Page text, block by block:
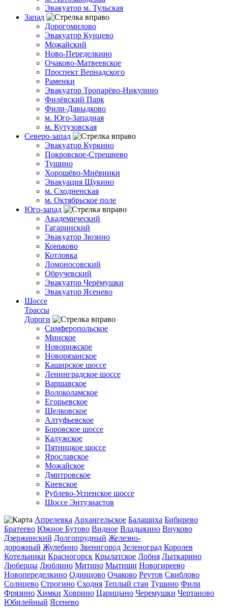
Эвакуатор м. Тульская
Запад
Дорогомилово
Эвакуатор Кунцево
Можайский
Ново-Переделкино
Очаково-Матвеевское
Проспект Вернадского
Раменки
Эвакуатор Тропарёво-Никулино
Филёвский Парк
Фили-Давыдково
м. Юго-Западная
м. Кутузовская
Северо-запад
Эвакуатор Куркино
Покровское-Стрешнево
Тушино
Хорошёво-Мнёвники
Эвакуация Щукино
м. Сходненская
м. Октябрьское поле
Юго-запад
Академический
Гагаринский
Эвакуатор Зюзино
Коньково
Котловка
Ломоносовский
Обручевский
Эвакуатор Черёмушки
Эвакуатор Ясенево
Шоссе
Трассы
Дороги
Симферопольское
Минское
Новорижское
Новорязанское
Каширское шоссе
Ленинградское шоссе
Варшавское
Волоколамское
Егорьевское
Щелковское
Алтуфьевское
Боровское шоссе
Калужское
Пятницкое шоссе
Ярославское
Можайское
Дмитровское
Киевское
Рублево-Успенское шоссе
Шоссе Энтузиастов
Апрелевка Архангельское Балашиха Бибирево
Братеево Южное Бутово Видное Владыкино Внуково
Дзержинский Долгопрудный Железно-
дорожный Жулебино Звенигород Зеленоград Королев
Котельники Красногорск Крылатское Лобня Лыткарино
Люберцы Люблино Митино Мытищи Новогиреево
Новопеределкино Одинцово Очаково Реутов Свиблово
Солнцево Строгино Сходня Теплый стан Тушино Фили
Фрязино Химки Ховрино Царицыно Черемушки Чертаново
Юбилейный Ясенево